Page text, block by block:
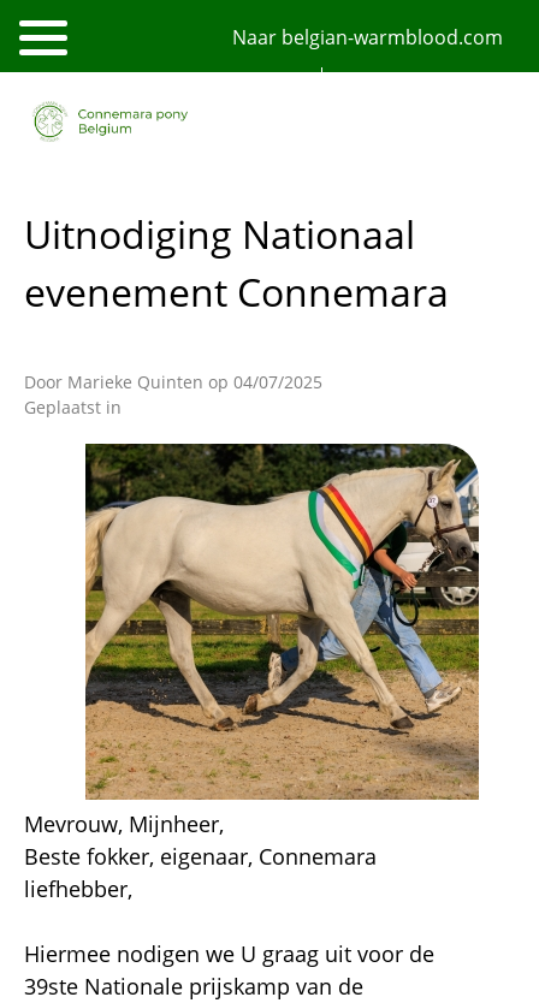
Overslaan
en
naar
inhoud
Naar belgian-warmblood.com
Uitnodiging Nationaal
evenement Connemara
Door Marieke Quinten op 04/07/2025
Geplaatst in
Afbeelding
Mevrouw, Mijnheer,
Beste fokker, eigenaar, Connemara
liefhebber,
Hiermee nodigen we U graag uit voor de
39ste Nationale prijskamp van de